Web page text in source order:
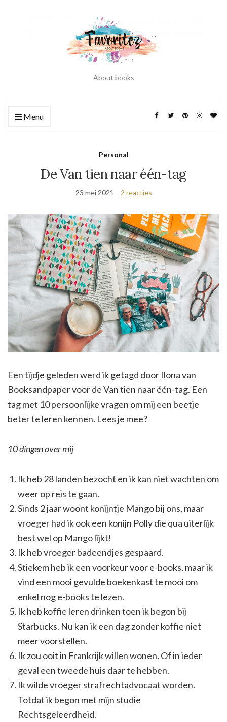
About books
Menu
Personal
De Van tien naar één-tag
23 mei 2021 2 reacties
Een tijdje geleden werd ik getagd door Ilona van
Booksandpaper voor de Van tien naar één-tag. Een
tag met 10 persoonlijke vragen om mij een beetje
beter te leren kennen. Lees je mee?
10 dingen over mij
Ik heb 28 landen bezocht en ik kan niet wachten om
weer op reis te gaan.
Sinds 2 jaar woont konijntje Mango bij ons, maar
vroeger had ik ook een konijn Polly die qua uiterlijk
best wel op Mango lijkt!
Ik heb vroeger badeendjes gespaard.
Stiekem heb ik een voorkeur voor e-books, maar ik
vind een mooi gevulde boekenkast te mooi om
enkel nog e-books te lezen.
Ik heb koffie leren drinken toen ik begon bij
Starbucks. Nu kan ik een dag zonder koffie niet
meer voorstellen.
Ik zou ooit in Frankrijk willen wonen. Of in ieder
geval een tweede huis daar te hebben.
Ik wilde vroeger strafrechtadvocaat worden.
Totdat ik begon met mijn studie
Rechtsgeleerdheid.